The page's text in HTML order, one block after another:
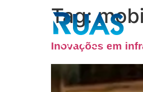
Tag:
Inovações em